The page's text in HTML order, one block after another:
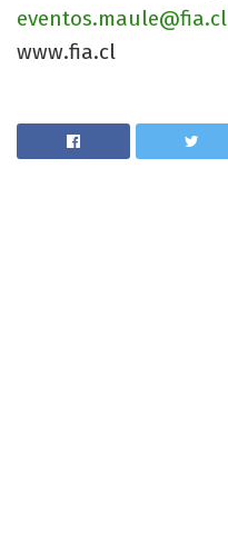
eventos.maule@fia.cl
www.fia.cl